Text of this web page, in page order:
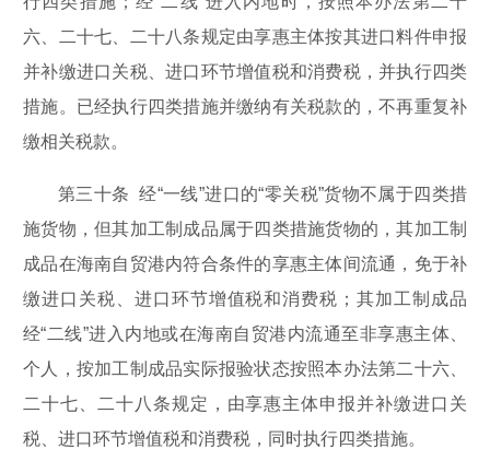
六、二十七、二十八条规定由享惠主体按其进口料件申报
并补缴进口关税、进口环节增值税和消费税，并执行四类
措施。已经执行四类措施并缴纳有关税款的，不再重复补
缴相关税款。
第三十条 经“一线”进口的“零关税”货物不属于四类措
施货物，但其加工制成品属于四类措施货物的，其加工制
成品在海南自贸港内符合条件的享惠主体间流通，免于补
缴进口关税、进口环节增值税和消费税；其加工制成品
经“二线”进入内地或在海南自贸港内流通至非享惠主体、
个人，按加工制成品实际报验状态按照本办法第二十六、
二十七、二十八条规定，由享惠主体申报并补缴进口关
税、进口环节增值税和消费税，同时执行四类措施。